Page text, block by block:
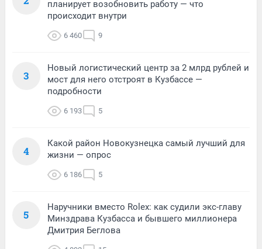
планирует возобновить работу — что
происходит внутри
6 460 9
3
Новый логистический центр за 2 млрд рублей и
мост для него отстроят в Кузбассе —
подробности
6 193 5
4
Какой район Новокузнецка самый лучший для
жизни — опрос
6 186 5
5
Наручники вместо Rolex: как судили экс-главу
Минздрава Кузбасса и бывшего миллионера
Дмитрия Беглова